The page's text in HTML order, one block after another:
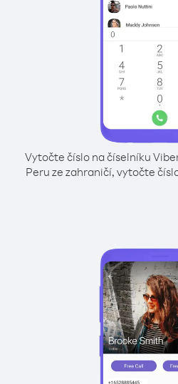
Vytočte číslo na číselníku
Peru ze zahraničí, vytočte